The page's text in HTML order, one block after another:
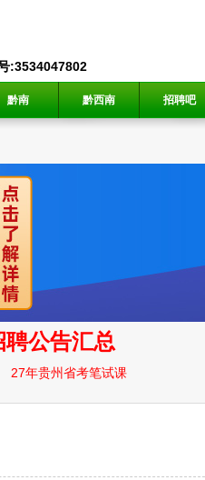
:3534047802
黔南 黔西南 招聘吧